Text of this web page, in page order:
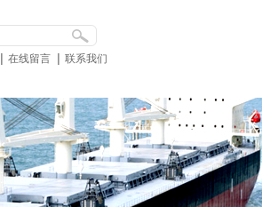
在线留言 联系我们